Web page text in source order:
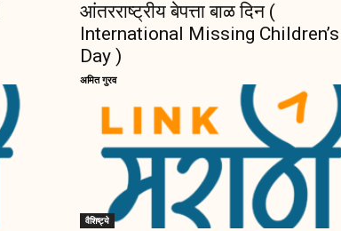
आंतरराष्ट्रीय बेपत्ता बाळ दिन (
International Missing Children’s
Day )
अमित गुरव
वैशिष्ट्ये